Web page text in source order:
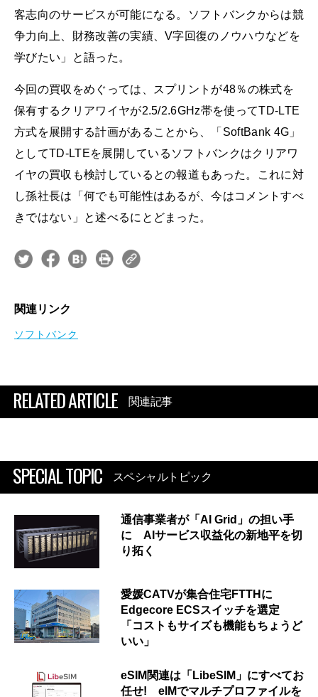
客志向のサービスが可能になる。ソフトバンクからは競
争力向上、財務改善の実績、V字回復のノウハウなどを
学びたい」と語った。
今回の買収をめぐっては、スプリントが48％の株式を
保有するクリアワイヤが2.5/2.6GHz帯を使ってTD-LTE
方式を展開する計画があることから、「SoftBank 4G」
としてTD-LTEを展開しているソフトバンクはクリアワ
イヤの買収も検討しているとの報道もあった。これに対
し孫社長は「何でも可能性はあるが、今はコメントすべ
きではない」と述べるにとどまった。
関連リンク
ソフトバンク
RELATED ARTICLE 関連記事
SPECIAL TOPIC スペシャルトピック
通信事業者が「AI Grid」の担い手
に AIサービス収益化の新地平を切
り拓く
愛媛CATVが集合住宅FTTHに
Edgecore ECSスイッチを選定
「コストもサイズも機能もちょうど
いい」
eSIM関連は「LibeSIM」にすべてお
任せ! eIMでマルチプロファイルを